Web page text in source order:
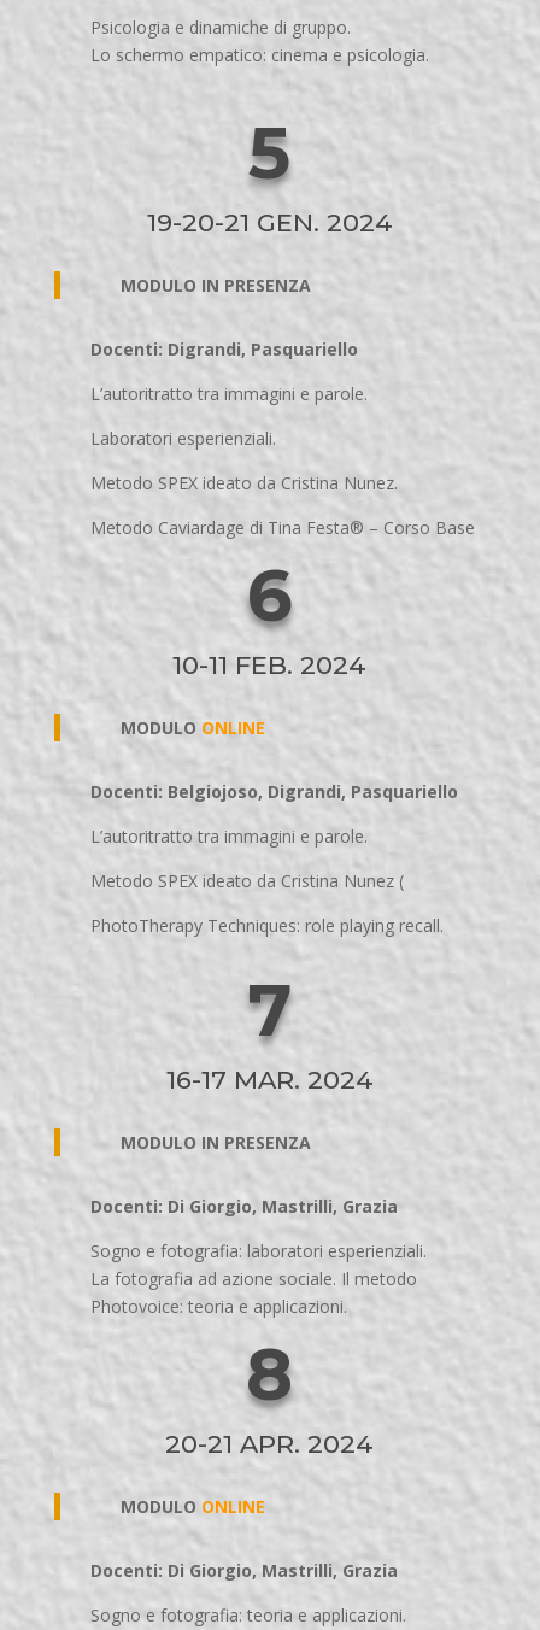
Psicologia e dinamiche di gruppo.
Lo schermo empatico: cinema e psicologia.
5
19-20-21 GEN. 2024
MODULO IN PRESENZA
Docenti: Digrandi, Pasquariello
L’autoritratto tra immagini e parole.
Laboratori esperienziali.
Metodo SPEX ideato da Cristina Nunez.
Metodo Caviardage di Tina Festa® – Corso Base
6
10-11 FEB. 2024
MODULO ONLINE
Docenti: Belgiojoso, Digrandi, Pasquariello
L’autoritratto tra immagini e parole.
Metodo SPEX ideato da Cristina Nunez (
PhotoTherapy Techniques: role playing recall.
7
16-17 MAR. 2024
MODULO IN PRESENZA
Docenti: Di Giorgio, Mastrilli, Grazia
Sogno e fotografia: laboratori esperienziali.
La fotografia ad azione sociale. Il metodo
Photovoice: teoria e applicazioni.
8
20-21 APR. 2024
MODULO ONLINE
Docenti: Di Giorgio, Mastrilli, Grazia
Sogno e fotografia: teoria e applicazioni.